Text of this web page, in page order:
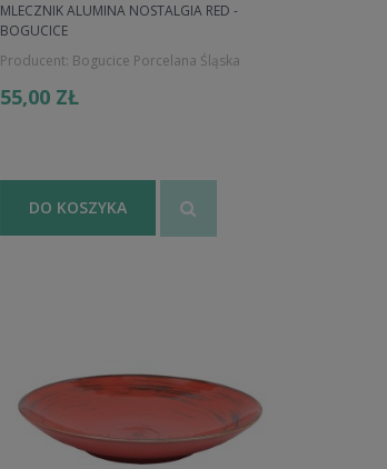
MLECZNIK ALUMINA NOSTALGIA RED -
BOGUCICE
Producent: Bogucice Porcelana Śląska
55,00 ZŁ
DO KOSZYKA